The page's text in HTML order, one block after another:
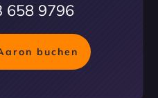
658 9796
buchen